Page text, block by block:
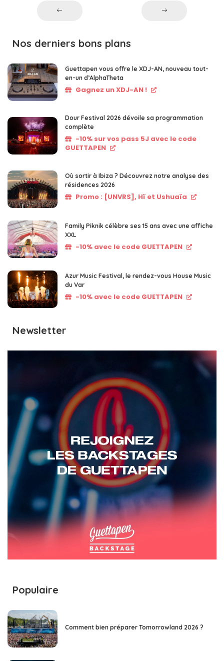
Nos derniers bons plans
Guettapen vous offre le XDJ-AN, nouveau tout-
en-un d’AlphaTheta
Gagnez un XDJ-AN !
Dour Festival 2026 dévoile sa programmation
complète
-10% sur vos pass 5J avec le code
GUETTAPEN
Où sortir à Ibiza ? Découvrez notre analyse des
résidences 2026
Promo : [UNVRS], Hï et Ushuaïa
Family Piknik célèbre ses 15 ans avec une affiche
XXL
-10% avec le code GUETTAPEN
Azur Music Festival, le rendez-vous House Music
du Var
-10% avec le code GUETTAPEN
Newsletter
Populaire
Comment bien préparer Tomorrowland 2026 ?